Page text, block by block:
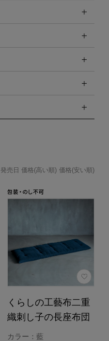
発売日 価格(高い順) 価格(安い順)
くらしの工藝布二重
織刺し子の長座布団
カラー：藍